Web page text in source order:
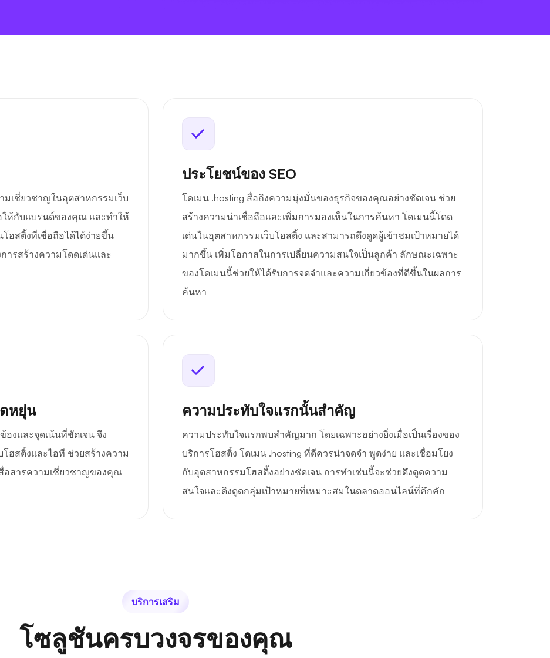
มเชี่ยวชาญในอุตสาหกรรมเว็บ
ให้กับแบรนด์ของคุณ และทำให้
ฮสติ้งที่เชื่อถือได้ได้ง่ายขึ้น
ารสร้างความโดดเด่นและ
ประโยชน์ของ SEO
โดเมน .hosting สื่อถึงความมุ่งมั่นของธุรกิจของคุณอย่างชัดเจน ช่วย
สร้างความน่าเชื่อถือและเพิ่มการมองเห็นในการค้นหา โดเมนนี้โดด
เด่นในอุตสาหกรรมเว็บโฮสติ้ง และสามารถดึงดูดผู้เข้าชมเป้าหมายได้
มากขึ้น เพิ่มโอกาสในการเปลี่ยนความสนใจเป็นลูกค้า ลักษณะเฉพาะ
ของโดเมนนี้ช่วยให้ได้รับการจดจำและความเกี่ยวข้องที่ดีขึ้นในผลการ
ค้นหา
หยุ่น
องและจุดเน้นที่ชัดเจน จึง
โฮสติ้งและไอที ช่วยสร้างความ
อสารความเชี่ยวชาญของคุณ
ความประทับใจแรกนั้นสำคัญ
ความประทับใจแรกพบสำคัญมาก โดยเฉพาะอย่างยิ่งเมื่อเป็นเรื่องของ
บริการโฮสติ้ง โดเมน .hosting ที่ดีควรน่าจดจำ พูดง่าย และเชื่อมโยง
กับอุตสาหกรรมโฮสติ้งอย่างชัดเจน การทำเช่นนี้จะช่วยดึงดูดความ
สนใจและดึงดูดกลุ่มเป้าหมายที่เหมาะสมในตลาดออนไลน์ที่คึกคัก
บริการเสริม
โซลูชันครบวงจรของคุณ